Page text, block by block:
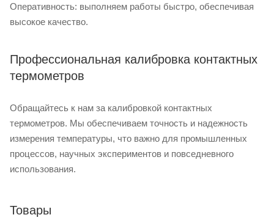
Оперативность: выполняем работы быстро, обеспечивая
высокое качество.
Профессиональная калибровка контактных
термометров
Обращайтесь к нам за калибровкой контактных
термометров. Мы обеспечиваем точность и надежность
измерения температуры, что важно для промышленных
процессов, научных экспериментов и повседневного
использования.
Товары